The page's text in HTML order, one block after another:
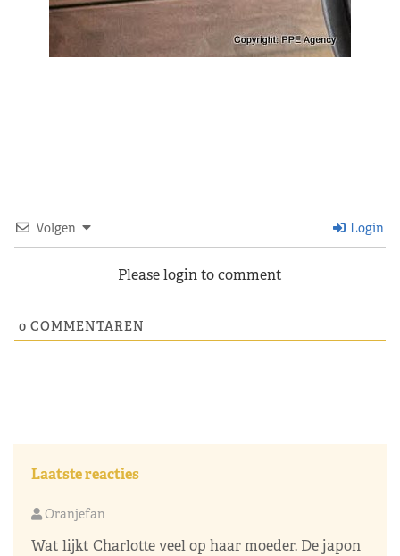
Volgen Login
Please login to comment
0 COMMENTAREN
Laatste reacties
Oranjefan
Wat lijkt Charlotte veel op haar moeder. De japon